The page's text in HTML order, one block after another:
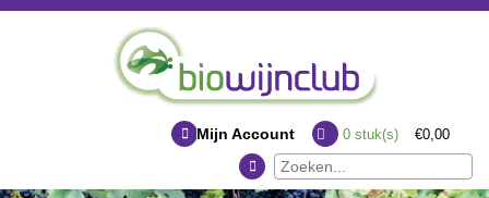
Mijn Account 0stuk(s) €0,00